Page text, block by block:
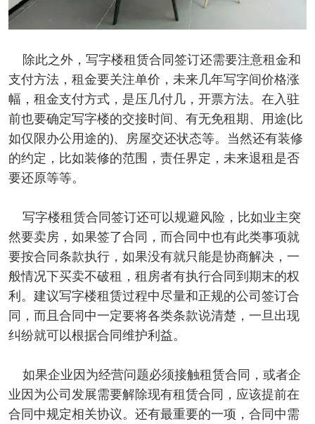
除此之外，写字楼租赁合同签订还需要注意租金和
支付方法，租金要关注单价，未来几年写字间价格涨
幅，租金支付方式，是压几付几，开票方法。在入驻
前也要确定写字楼的交接时间、有无免租期、用途(比
如仅限办公用途的)、房屋交还状态等。当然还有装修
的约定，比如装修的范围，责任界定，未来退租是否
要还原等等。
写字楼租赁合同签订还可以规避风险，比如业主突
然要卖房，如果签了合同，而合同中也有此类事项就
要按合同条款执行，如果没有就只能是协商解决，一
般情况下买卖不破租，租房者有执行合同到期末的权
利。建议写字楼租赁过程中尽量和正规的公司签订合
同，而且合同中一定要将各类条款说清楚，一旦出现
纠纷就可以根据合同维护利益。
如果企业因为经营问题必须接触租赁合同，或者企
业因为公司发展需要解除现有租赁合同，应该提前在
合同中规定相关协议。还有最重要的一项，合同中需